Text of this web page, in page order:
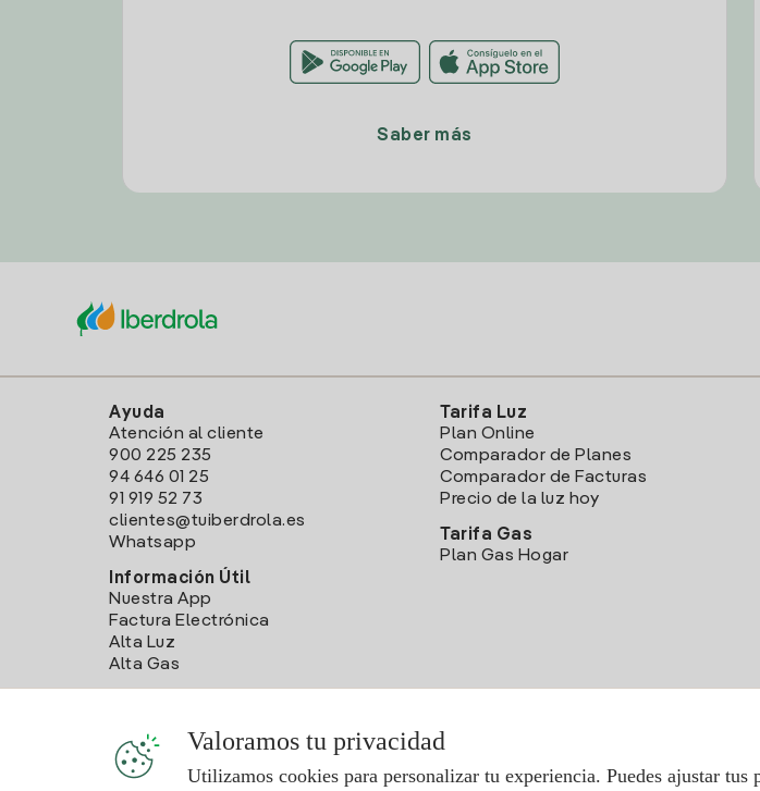
Saber más
Ayuda
Atención al cliente
900 225 235
94 646 01 25
91 919 52 73
clientes@tuiberdrola.es
Whatsapp
Información Útil
Nuestra App
Factura Electrónica
Alta Luz
Alta Gas
Tarifa Luz
Plan Online
Comparador de Planes
Comparador de Facturas
Precio de la luz hoy
Tarifa Gas
Plan Gas Hogar
Valoramos tu privacidad
Utilizamos cookies para personalizar tu experiencia. Puedes ajustar tus